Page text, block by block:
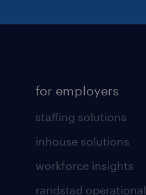
for employers
staffing solutions
inhouse solutions
workforce insights
randstad operational